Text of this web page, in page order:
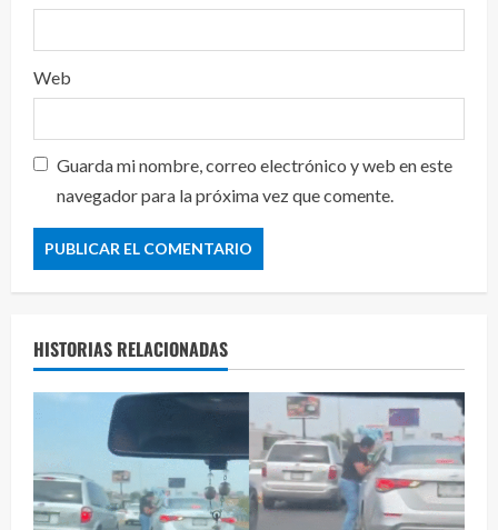
Web
Guarda mi nombre, correo electrónico y web en este
navegador para la próxima vez que comente.
HISTORIAS RELACIONADAS